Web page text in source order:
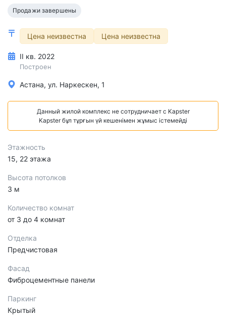
Продажи завершены
Цена неизвестна Цена неизвестна
II кв. 2022
Построен
Астана, ул. Наркескен, 1
Данный жилой комплекс не сотрудничает с Kapster
Kapster бұл тұрғын үй кешенімен жұмыс істемейді
Этажность
15, 22 этажа
Высота потолков
3 м
Количество комнат
от 3 до 4 комнат
Отделка
Предчистовая
Фасад
Фиброцементные панели
Паркинг
Крытый